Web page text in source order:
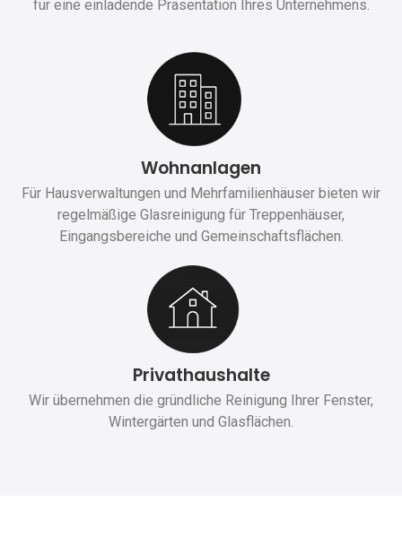
für eine einladende Präsentation Ihres Unternehmens.
Wohnanlagen
Für Hausverwaltungen und Mehrfamilienhäuser bieten wir
regelmäßige Glasreinigung für Treppenhäuser,
Eingangsbereiche und Gemeinschaftsflächen.
Privathaushalte
Wir übernehmen die gründliche Reinigung Ihrer Fenster,
Wintergärten und Glasflächen.